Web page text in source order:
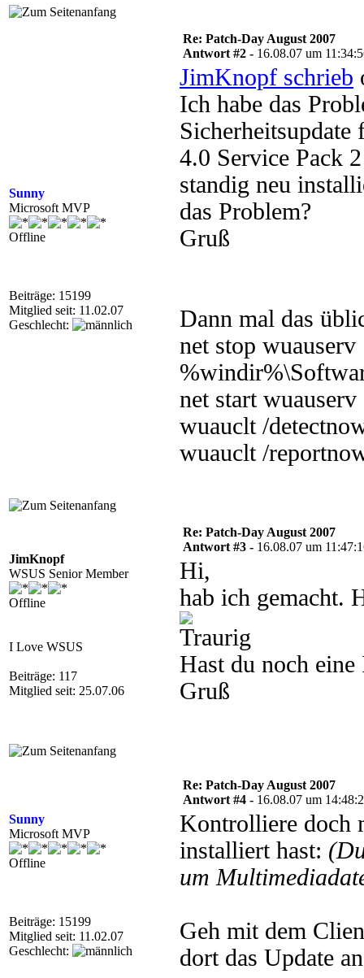
Sunny
Microsoft MVP
Offline
Beiträge: 15199
Mitglied seit: 11.02.07
Geschlecht:
Re: Patch-Day August 2007
Antwort #2 - 16.08.07 um
JimKnopf schrieb
Ich habe das
4.0 Service Pack
standig neu
das Problem?
Gruß
Dann mal das
net stop wuauserv
net start wuauserv
wuauclt /
wuauclt /
JimKnopf
WSUS Senior Member
Offline
I Love WSUS
Beiträge: 117
Mitglied seit: 25.07.06
Re: Patch-Day August 2007
Antwort #3 - 16.08.07 um
Hi,
hab ich gemacht.
Hast du noch eine
Gruß
Sunny
Microsoft MVP
Offline
Beiträge: 15199
Mitglied seit: 11.02.07
Geschlecht:
Re: Patch-Day August 2007
Antwort #4 - 16.08.07 um
Kontrolliere doch
installiert hast:
um
Geh mit dem
dort das Update